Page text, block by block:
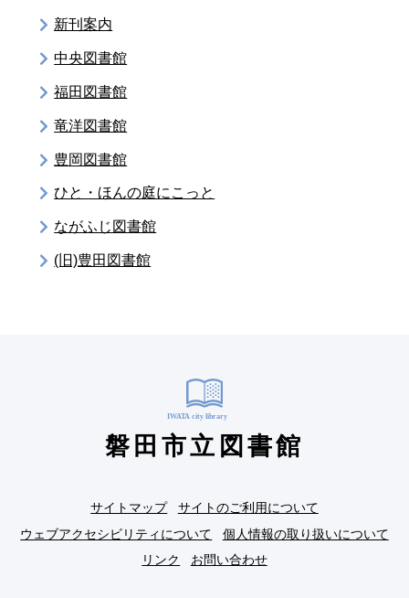
新刊案内
中央図書館
福田図書館
竜洋図書館
豊岡図書館
ひと・ほんの庭にこっと
ながふじ図書館
(旧)豊田図書館
磐田市立図書館
サイトマップ
サイトのご利用について
ウェブアクセシビリティについて
個人情報の取り扱いについて
リンク
お問い合わせ